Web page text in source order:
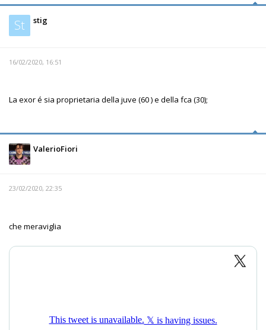
St stig
16/02/2020, 16:51
La exor é sia proprietaria della juve (60 ) e della fca (30);
ValerioFiori
23/02/2020, 22:35
che meraviglia